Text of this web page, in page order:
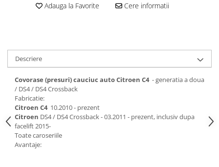
Detectoare Radar
Echipamente atelier
Consumabile Service
Instrumente Atelier
Set clipsuri auto de plastic
Piese si accesorii
Adauga la Favorite Cere informatii
Descriere
Covorase (presuri) cauciuc auto Citroen C4 - generatia a doua
/ DS4 / DS4 Crossback
Fabricatie:
Citroen C4 10.2010 - prezent
Citroen DS4 / DS4 Crossback - 03.2011 - prezent, inclusiv dupa
facelift 2015-
Toate caroseriile
Avantaje: